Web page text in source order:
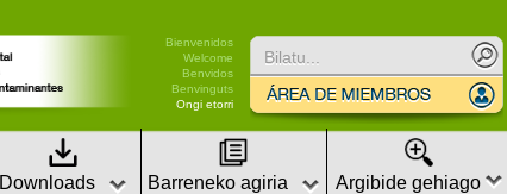
Bienvenidos
Welcome
Benvidos
Benvinguts
Ongi etorri
Downloads Barreneko agiria Argibide gehiago